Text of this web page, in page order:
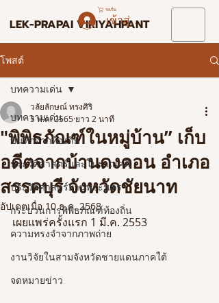
LEK-PRAPAI VIRIYAHPANT
รถเข็น
เข้าสู่ระบบ
โพสต์
บทความเด่น
บันทึกจากท้องถิ่น
ประวัติศาสตร์และโบราณคดี
ประวัติศาสตร์ย่านพระนคร
กระบวนการพิพิธภัณฑ์ท้องถิ่น
ความทรงจำจากภาพถ่าย
งานวิจัยในสามจังหวัดชายแดนภาคใต้
จดหมายข่าว
บทความเด่น
"พิพิธภัณฑ์ในหมู่บ้าน” เก็บ
อดีตจากบ้านดงคอน อำเภอ
สรรคบุรี จังหวัดชัยนาท
วลัยลักษณ์ ทรงศิริ
5 พ.ค. 2565 ยาว 2 นาที
อัปเดตเมื่อ10 ธ.ค. 2568
เผยแพร่ครั้งแรก 1 มี.ค. 2553